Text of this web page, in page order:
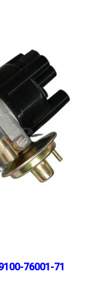
76001-71